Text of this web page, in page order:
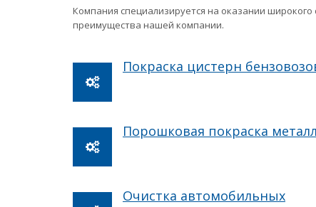
Компания специализируется на оказании
преимущества нашей компании.
Покраска цистерн
Порошковая покраска
Очистка автомобильных